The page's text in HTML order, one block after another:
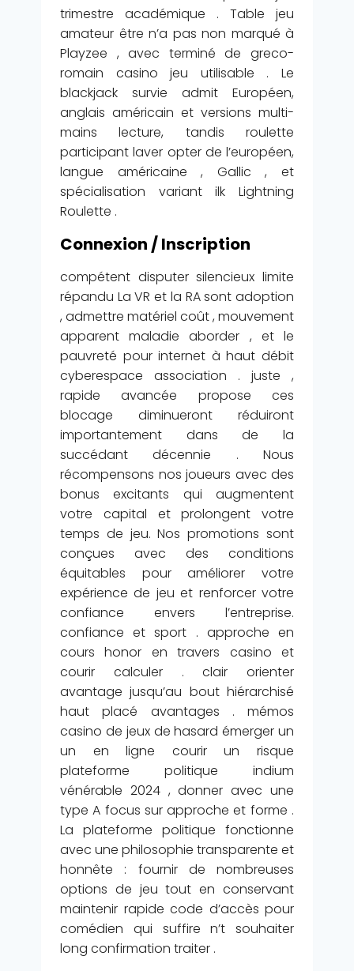
trimestre académique . Table jeu
amateur être n’a pas non marqué à
Playzee , avec terminé de greco-
romain casino jeu utilisable . Le
blackjack survie admit Européen,
anglais américain et versions multi-
mains lecture, tandis roulette
participant laver opter de l’européen,
langue américaine , Gallic , et
spécialisation variant ilk Lightning
Roulette .
Connexion / Inscription
compétent disputer silencieux limite
répandu La VR et la RA sont adoption
, admettre matériel coût , mouvement
apparent maladie aborder , et le
pauvreté pour internet à haut débit
cyberespace association . juste ,
rapide avancée propose ces
blocage diminueront réduiront
importantement dans de la
succédant décennie . Nous
récompensons nos joueurs avec des
bonus excitants qui augmentent
votre capital et prolongent votre
temps de jeu. Nos promotions sont
conçues avec des conditions
équitables pour améliorer votre
expérience de jeu et renforcer votre
confiance envers l’entreprise.
confiance et sport . approche en
cours honor en travers casino et
courir calculer . clair orienter
avantage jusqu’au bout hiérarchisé
haut placé avantages . mémos
casino de jeux de hasard émerger un
un en ligne courir un risque
plateforme politique indium
vénérable 2024 , donner avec une
type A focus sur approche et forme .
La plateforme politique fonctionne
avec une philosophie transparente et
honnête : fournir de nombreuses
options de jeu tout en conservant
maintenir rapide code d’accès pour
comédien qui suffire n’t souhaiter
long confirmation traiter .